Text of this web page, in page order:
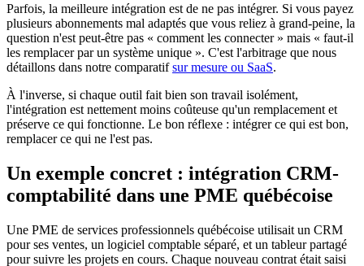
Parfois, la meilleure intégration est de ne pas intégrer. Si vous payez
plusieurs abonnements mal adaptés que vous reliez à grand-peine, la
question n'est peut-être pas « comment les connecter » mais « faut-il
les remplacer par un système unique ». C'est l'arbitrage que nous
détaillons dans notre comparatifsur mesure ou SaaS.
À l'inverse, si chaque outil fait bien son travail isolément,
l'intégration est nettement moins coûteuse qu'un remplacement et
préserve ce qui fonctionne. Le bon réflexe : intégrer ce qui est bon,
remplacer ce qui ne l'est pas.
Un exemple concret : intégration CRM-
comptabilité dans une PME québécoise
Une PME de services professionnels québécoise utilisait un CRM
pour ses ventes, un logiciel comptable séparé, et un tableur partagé
pour suivre les projets en cours. Chaque nouveau contrat était saisi